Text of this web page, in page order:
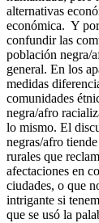
alternativas
económica. Y
confundir las
población negra/
general. En los
medidas
comunidades
negra/afro
lo mismo. El
negras/afro
rurales que
afectaciones en
ciudades, o que
intrigante si
que se usó la